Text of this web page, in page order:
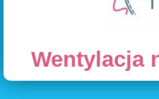
Wentylacja